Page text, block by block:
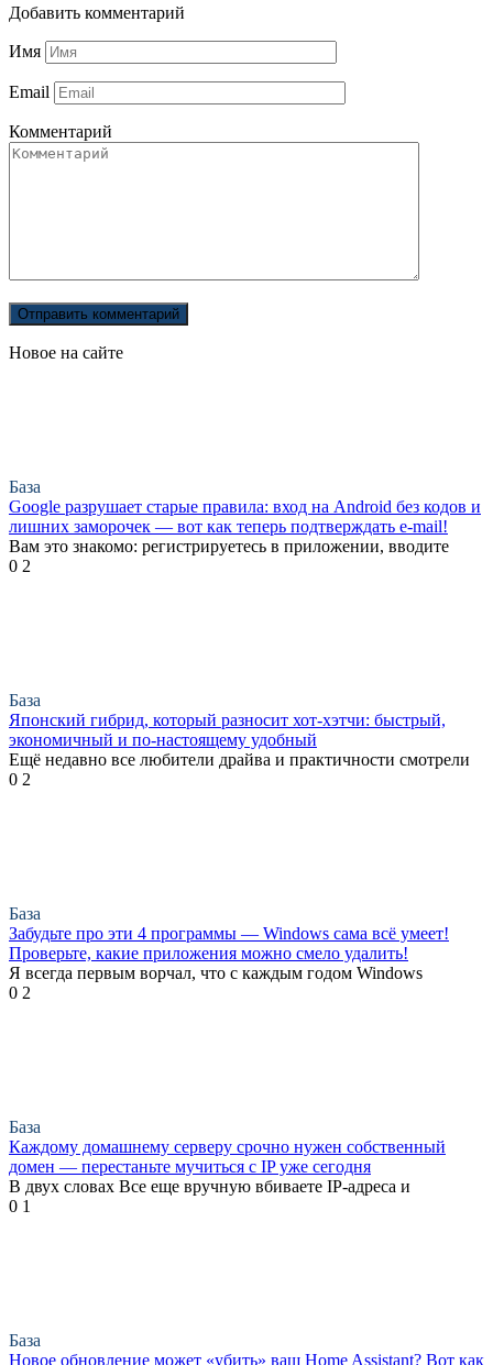
Добавить комментарий
Имя
Email
Комментарий
Новое на сайте
База
Google разрушает старые правила: вход на Android без кодов и
лишних заморочек — вот как теперь подтверждать e-mail!
Вам это знакомо: регистрируетесь в приложении, вводите
0 2
База
Японский гибрид, который разносит хот-хэтчи: быстрый,
экономичный и по-настоящему удобный
Ещё недавно все любители драйва и практичности смотрели
0 2
База
Забудьте про эти 4 программы — Windows сама всё умеет!
Проверьте, какие приложения можно смело удалить!
Я всегда первым ворчал, что с каждым годом Windows
0 2
База
Каждому домашнему серверу срочно нужен собственный
домен — перестаньте мучиться с IP уже сегодня
В двух словах Все еще вручную вбиваете IP-адреса и
0 1
База
Новое обновление может «убить» ваш Home Assistant? Вот как